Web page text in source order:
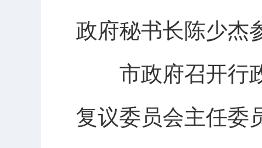
政府秘书长陈少杰
市政府召开行政
复议委员会主任委